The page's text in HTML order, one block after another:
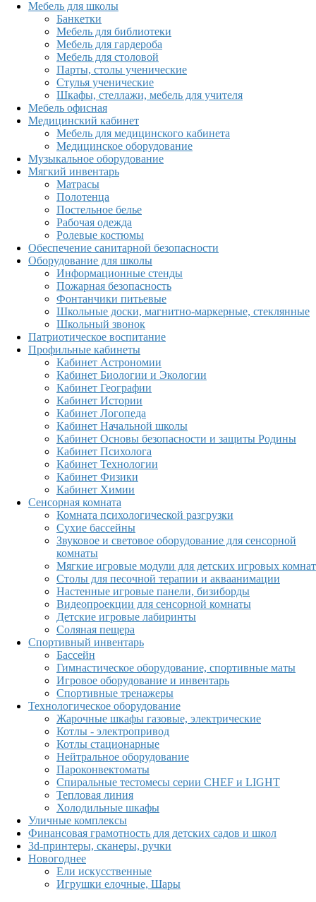
Мебель для школы
Банкетки
Мебель для библиотеки
Мебель для гардероба
Мебель для столовой
Парты, столы ученические
Стулья ученические
Шкафы, стеллажи, мебель для учителя
Мебель офисная
Медицинский кабинет
Мебель для медицинского кабинета
Медицинское оборудование
Музыкальное оборудование
Мягкий инвентарь
Матрасы
Полотенца
Постельное белье
Рабочая одежда
Ролевые костюмы
Обеспечение санитарной безопасности
Оборудование для школы
Информационные стенды
Пожарная безопасность
Фонтанчики питьевые
Школьные доски, магнитно-маркерные, стеклянные
Школьный звонок
Патриотическое воспитание
Профильные кабинеты
Кабинет Астрономии
Кабинет Биологии и Экологии
Кабинет Географии
Кабинет Истории
Кабинет Логопеда
Кабинет Начальной школы
Кабинет Основы безопасности и защиты Родины
Кабинет Психолога
Кабинет Технологии
Кабинет Физики
Кабинет Химии
Сенсорная комната
Комната психологической разгрузки
Сухие бассейны
Звуковое и световое оборудование для сенсорной
комнаты
Мягкие игровые модули для детских игровых комнат
Столы для песочной терапии и акваанимации
Настенные игровые панели, бизиборды
Видеопроекции для сенсорной комнаты
Детские игровые лабиринты
Соляная пещера
Спортивный инвентарь
Бассейн
Гимнастическое оборудование, спортивные маты
Игровое оборудование и инвентарь
Спортивные тренажеры
Технологическое оборудование
Жарочные шкафы газовые, электрические
Котлы - электропривод
Котлы стационарные
Нейтральное оборудование
Пароконвектоматы
Спиральные тестомесы серии CHEF и LIGHT
Тепловая линия
Холодильные шкафы
Уличные комплексы
Финансовая грамотность для детских садов и школ
3d-принтеры, сканеры, ручки
Новогоднее
Ели искусственные
Игрушки елочные, Шары